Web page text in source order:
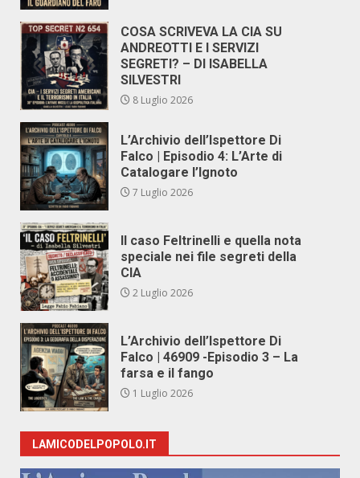
COSA SCRIVEVA LA CIA SU
ANDREOTTI E I SERVIZI
SEGRETI? – DI ISABELLA
SILVESTRI
8 Luglio 2026
L’Archivio dell’Ispettore Di
Falco | Episodio 4: L’Arte di
Catalogare l’Ignoto
7 Luglio 2026
Il caso Feltrinelli e quella nota
speciale nei file segreti della
CIA
2 Luglio 2026
L’Archivio dell’Ispettore Di
Falco | 46909 -Episodio 3 – La
farsa e il fango
1 Luglio 2026
LAMICODELPOPOLO.IT